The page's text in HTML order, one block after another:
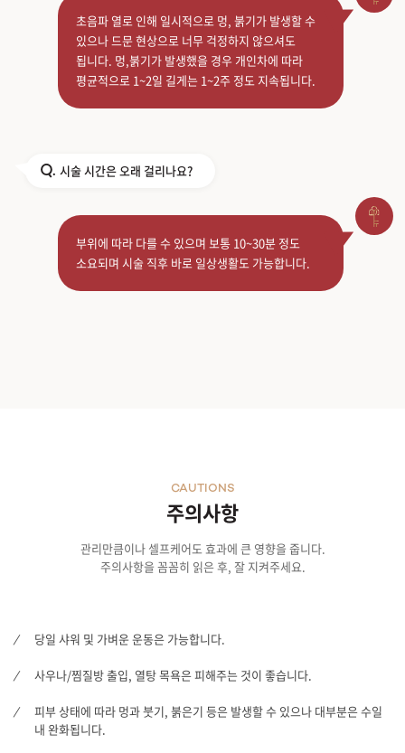
초음파 열로 인해 일시적으로 멍, 붉기가 발생할 수
있으나 드문 현상으로 너무 걱정하지 않으셔도
됩니다. 멍,붉기가 발생했을 경우 개인차에 따라
평균적으로 1~2일 길게는 1~2주 정도 지속됩니다.
Q. 시술 시간은 오래 걸리나요?
부위에 따라 다를 수 있으며 보통 10~30분 정도
소요되며 시술 직후 바로 일상생활도 가능합니다.
주의사항
CAUTIONS
관리만큼이나 셀프케어도 효과에 큰 영향을 줍니다.
주의사항을 꼼꼼히 읽은 후, 잘 지켜주세요.
당일 샤워 및 가벼운 운동은 가능합니다.
사우나/찜질방 출입, 열탕 목욕은 피해주는 것이 좋습니다.
피부 상태에 따라 멍과 붓기, 붉은기 등은 발생할 수 있으나 대부분은 수일
내 완화됩니다.